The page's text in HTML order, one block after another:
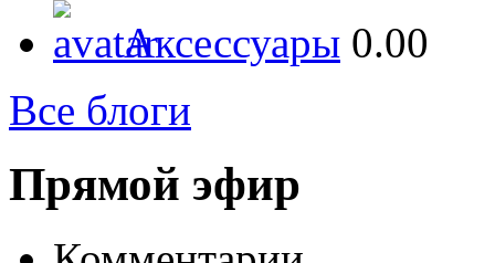
Аксессуары 0.00
Все блоги
Прямой эфир